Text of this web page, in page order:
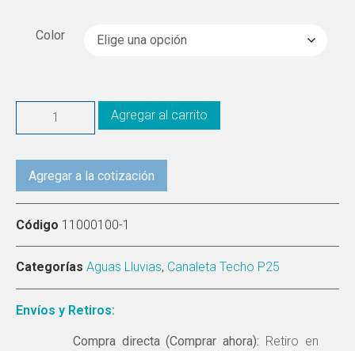
Color
Agregar al carrito
Agregar a la cotización
Código 11000100-1
Categorías Aguas Lluvias, Canaleta Techo P25
Envíos y Retiros:
Compra directa (Comprar ahora): Retiro en